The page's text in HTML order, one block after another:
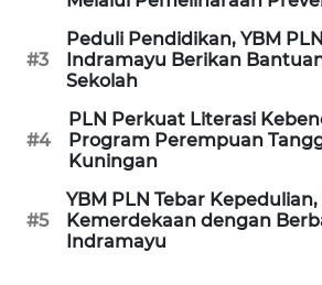
#3
Peduli Pendidikan, YBM
Indramayu Berikan
Sekolah
#4
PLN Perkuat Literasi
Program Perempuan
Kuningan
#5
YBM PLN Tebar
Kemerdekaan dengan
Indramayu
WN
WN
WN